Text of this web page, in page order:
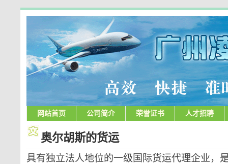
网站首页 公司简介 荣誉证书 人才招聘
奥尔胡斯的货运
具有独立法人地位的一级国际货运代理企业，